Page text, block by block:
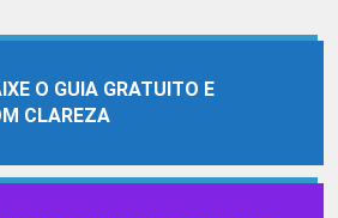
O GUIA GRATUITO E
CLAREZA